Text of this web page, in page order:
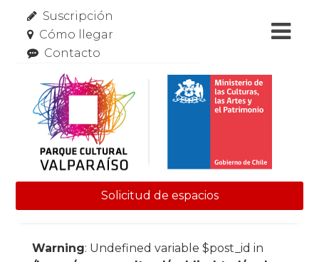
Suscripción
Cómo llegar
Contacto
Solicitud de espacios
Warning: Undefined variable $post_id in